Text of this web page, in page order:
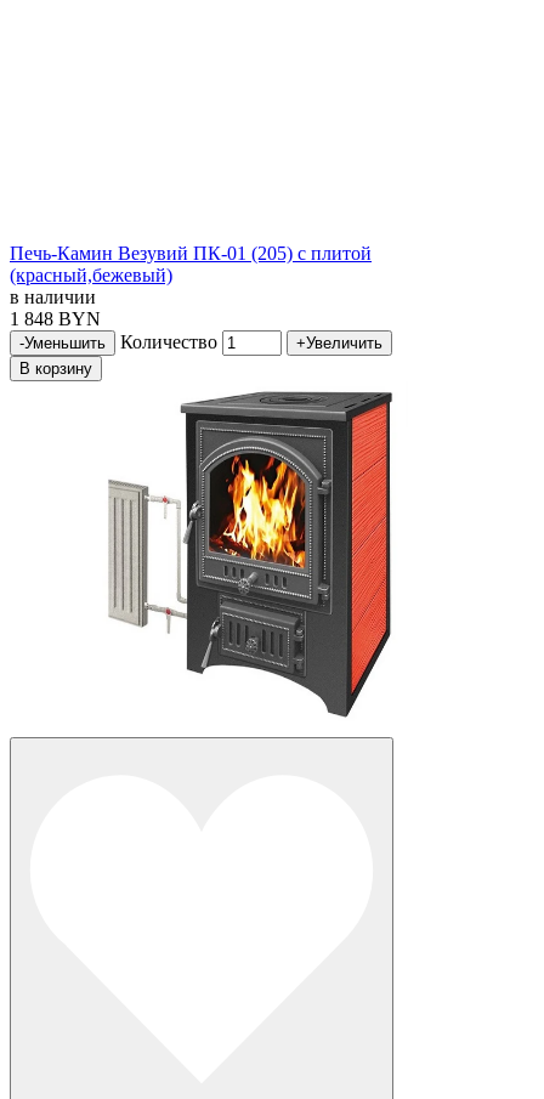
Печь-Камин Везувий ПК-01 (205) с плитой
(красный,бежевый)
в наличии
1 848 BYN
-Уменьшить Количество +Увеличить
В корзину